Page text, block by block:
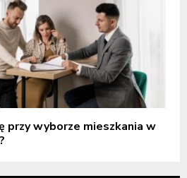
przy wyborze mieszkania w